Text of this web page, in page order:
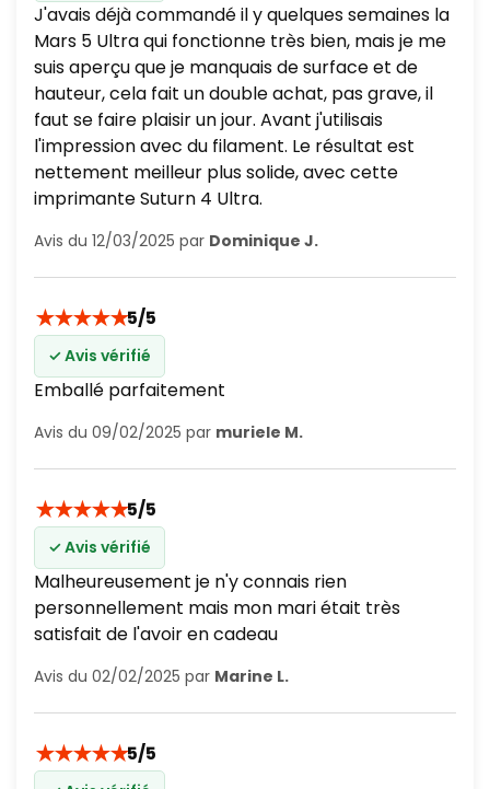
J'avais déjà commandé il y quelques semaines la
Mars 5 Ultra qui fonctionne très bien, mais je me
suis aperçu que je manquais de surface et de
hauteur, cela fait un double achat, pas grave, il
faut se faire plaisir un jour. Avant j'utilisais
l'impression avec du filament. Le résultat est
nettement meilleur plus solide, avec cette
imprimante Suturn 4 Ultra.
Avis du 12/03/2025 par Dominique J.
★★★★★5/5
✓ Avis vérifié
Emballé parfaitement
Avis du 09/02/2025 par muriele M.
★★★★★5/5
✓ Avis vérifié
Malheureusement je n'y connais rien
personnellement mais mon mari était très
satisfait de l'avoir en cadeau
Avis du 02/02/2025 par Marine L.
★★★★★5/5